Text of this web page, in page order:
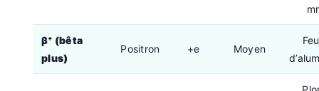
β⁺ (bêta
plus)
Positron +e Moyen